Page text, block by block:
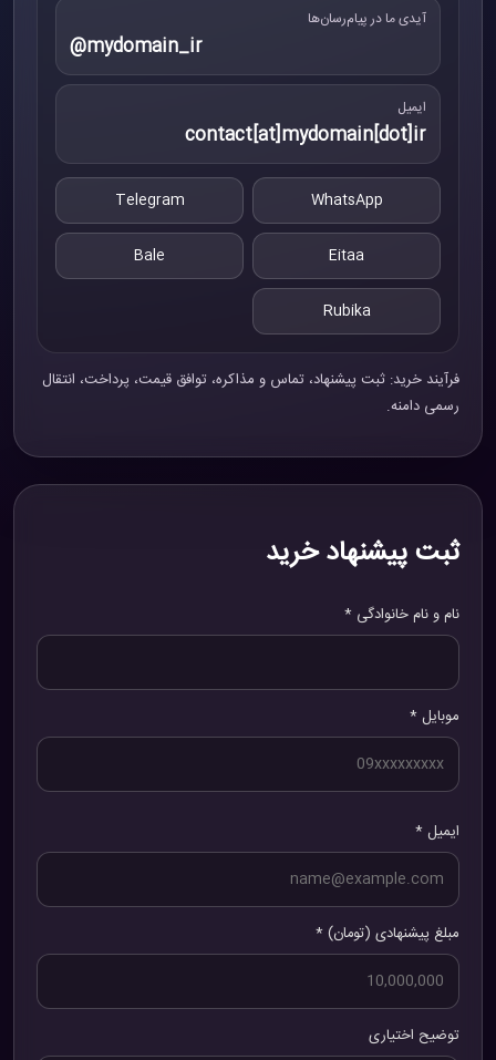
آیدی ما در پیام‌رسان‌ها
@mydomain_ir
ایمیل
contact[at]mydomain[dot]ir
WhatsApp
Telegram
Eitaa
Bale
Rubika
فرآیند خرید: ثبت پیشنهاد، تماس و مذاکره، توافق قیمت، پرداخت، انتقال
رسمی دامنه.
ثبت پیشنهاد خرید
نام و نام خانوادگی *
موبایل *
ایمیل *
مبلغ پیشنهادی (تومان) *
توضیح اختیاری